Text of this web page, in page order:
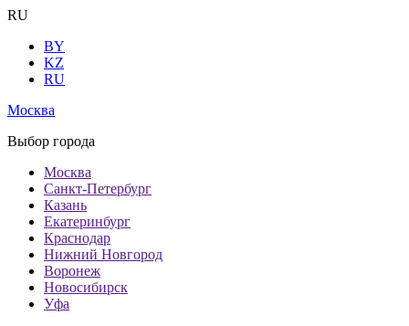
RU
BY
KZ
RU
Москва
Выбор города
Москва
Санкт-Петербург
Казань
Екатеринбург
Краснодар
Нижний Новгород
Воронеж
Новосибирск
Уфа